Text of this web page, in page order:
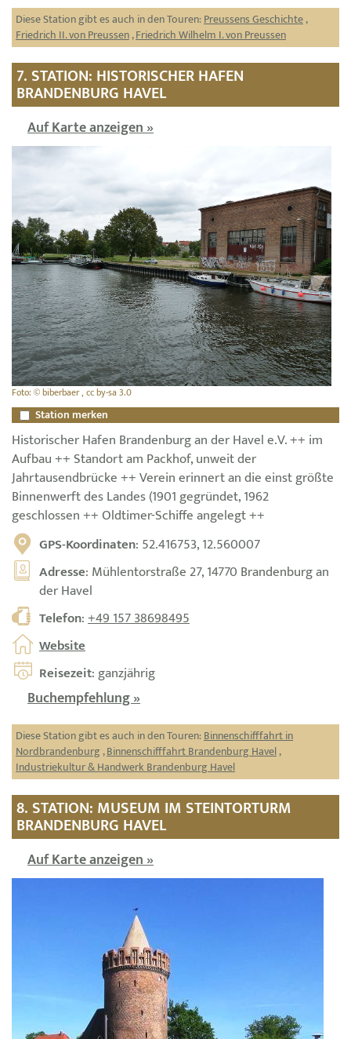
Diese Station gibt es auch in den Touren:Preussens Geschichte,
Friedrich II. von Preussen,Friedrich Wilhelm I. von Preussen
7. STATION: HISTORISCHER HAFEN
BRANDENBURG HAVEL
Auf Karte anzeigen »
Foto: © biberbaer , cc by-sa 3.0
Station merken
Historischer Hafen Brandenburg an der Havel e.V. ++ im
Aufbau ++ Standort am Packhof, unweit der
Jahrtausendbrücke ++ Verein erinnert an die einst größte
Binnenwerft des Landes (1901 gegründet, 1962
geschlossen ++ Oldtimer-Schiffe angelegt ++
GPS-Koordinaten: 52.416753, 12.560007
Adresse: Mühlentorstraße 27, 14770 Brandenburg an
der Havel
Telefon:+49 157 38698495
Website
Reisezeit: ganzjährig
Buchempfehlung »
Diese Station gibt es auch in den Touren:Binnenschifffahrt in
Nordbrandenburg ,Binnenschifffahrt Brandenburg Havel,
Industriekultur & Handwerk Brandenburg Havel
8. STATION: MUSEUM IM STEINTORTURM
BRANDENBURG HAVEL
Auf Karte anzeigen »